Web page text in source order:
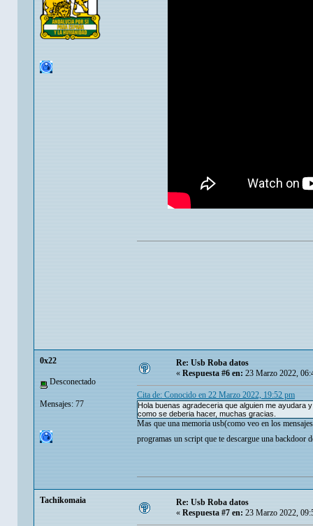
0x22
Desconectado
Mensajes: 77
Re: Usb Roba datos
«Respuesta #6 en:23 Marzo 2022,
Cita de: Conocido en 22 Marzo 2022, 19:52 pm
Hola buenas agradeceria que alguien me
como se deberia hacer, muchas gracias.
Mas que una memoria usb(como veo en los
programas un script que te descargue una
Tachikomaia
Re: Usb Roba datos
« Respuesta #7 en: 23 Marzo 2022,